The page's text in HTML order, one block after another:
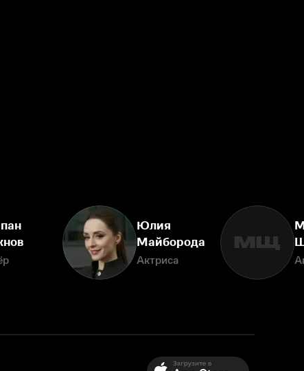
Юлия
Майборода
Актриса
МЩ